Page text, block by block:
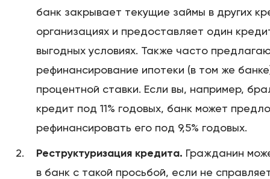
банк закрывает текущие займы в других
организациях и предоставляет один
выгодных условиях. Также часто
рефинансирование ипотеки (в том же
процентной ставки. Если вы, например,
кредит под 11% годовых, банк может
рефинансировать его под 9,5% годовых.
Реструктуризация кредита. Гражданин
в банк с такой просьбой, если не